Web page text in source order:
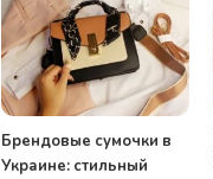
Брендовые сумочки в
Украине: стильный